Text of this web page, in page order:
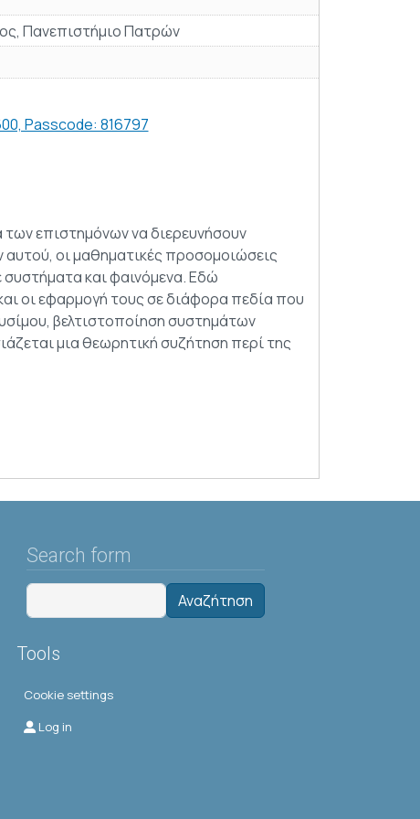
Πανεπιστήμιο Πατρών
Passcode: 816797
επιστημόνων να διερευνήσουν
αυτού, οι μαθηματικές προσομοιώσεις
και φαινόμενα. Εδώ
οι εφαρμογή τους σε διάφορα πεδία που
βελτιστοποίηση συστημάτων
μια θεωρητική συζήτηση περί της
Search form
Αναζήτηση
Tools
Cookie settings
Μενού λογαριασμού χρήστη
Log in